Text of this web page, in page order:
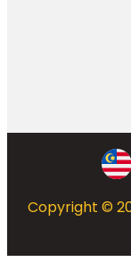
Copyright ©